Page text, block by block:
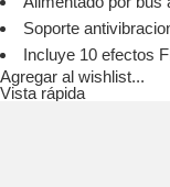
Soporte
Incluye 10 efectos
Agregar al wishlist...
Vista rápida